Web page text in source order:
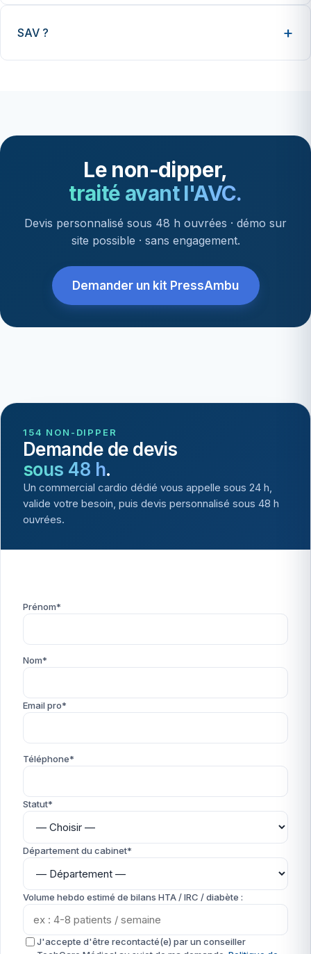
SAV ?
Le non-dipper,
traité avant l'AVC.
Devis personnalisé sous 48 h ouvrées · démo sur
site possible · sans engagement.
Demander un kit PressAmbu
154 NON-DIPPER
Demande de devis
sous 48 h.
Un commercial cardio dédié vous appelle sous 24 h,
valide votre besoin, puis devis personnalisé sous 48 h
ouvrées.
Prénom*
Nom*
Email pro*
Téléphone*
Statut*
Département du cabinet*
Volume hebdo estimé de bilans HTA / IRC / diabète :
J'accepte d'être recontacté(e) par un conseiller